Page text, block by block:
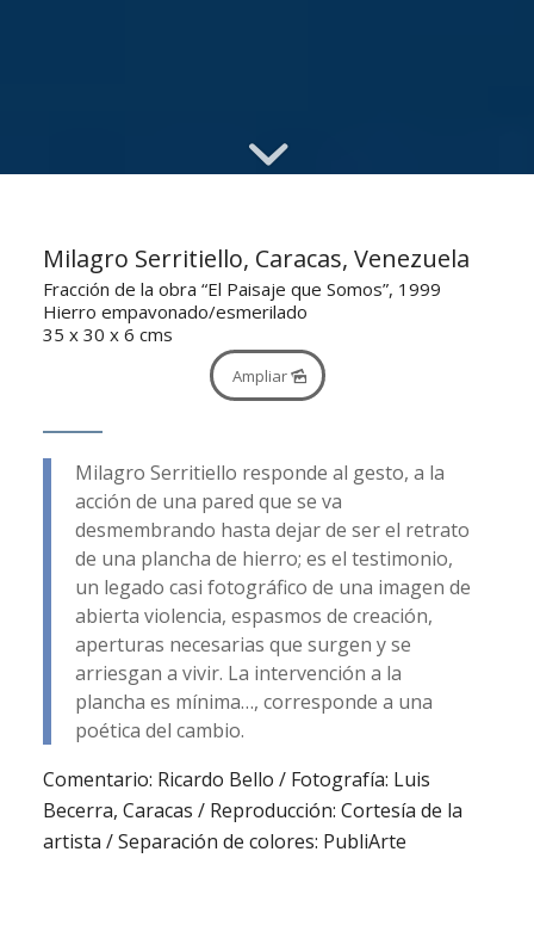
Milagro Serritiello, Caracas, Venezuela
Fracción de la obra “El Paisaje que Somos”, 1999
Hierro empavonado/esmerilado
35 x 30 x 6 cms
Ampliar
Milagro Serritiello responde al gesto, a la
acción de una pared que se va
desmembrando hasta dejar de ser el retrato
de una plancha de hierro; es el testimonio,
un legado casi fotográfico de una imagen de
abierta violencia, espasmos de creación,
aperturas necesarias que surgen y se
arriesgan a vivir. La intervención a la
plancha es mínima…, corresponde a una
poética del cambio.
Comentario: Ricardo Bello / Fotografía: Luis
Becerra, Caracas / Reproducción: Cortesía de la
artista / Separación de colores: PubliArte